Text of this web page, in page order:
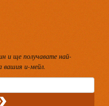
и ще получавате най-
вашия и-мейл.